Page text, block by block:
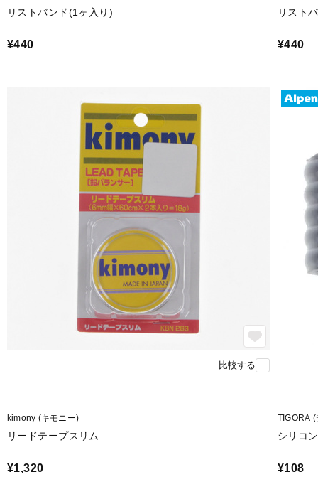
リストバンド(1ヶ入り)
¥440
リスト
¥440
比較する
kimony (キモニー)
リードテープスリム
¥1,320
TIGORA
シリコ
¥108